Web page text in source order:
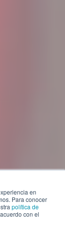
en
Para conocer
política de
con el